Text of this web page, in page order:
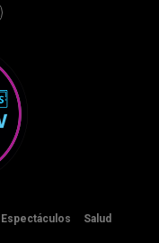
Espectáculos Salud